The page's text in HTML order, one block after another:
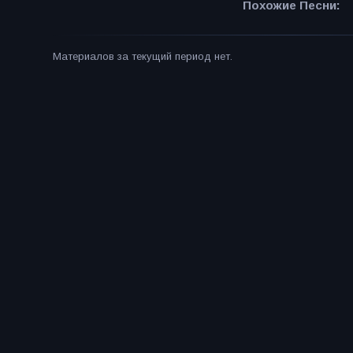
Похожие Песни:
Материалов за текущий период нет.